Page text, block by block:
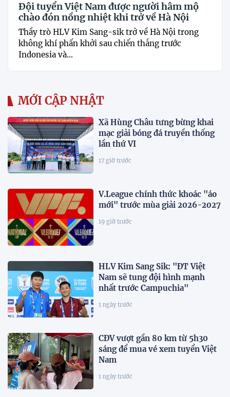
Đội tuyển Việt Nam được người hâm mộ
chào đón nồng nhiệt khi trở về Hà Nội
Thầy trò HLV Kim Sang-sik trở về Hà Nội trong
không khí phấn khởi sau chiến thắng trước
Indonesia và...
MỚI CẬP NHẬT
Xã Hùng Châu tưng bừng khai
mạc giải bóng đá truyền thống
lần thứ VI
17 giờ trước
V.League chính thức khoác "áo
mới" trước mùa giải 2026-2027
19 giờ trước
HLV Kim Sang Sik: "ĐT Việt
Nam sẽ tung đội hình mạnh
nhất trước Campuchia"
1 ngày trước
CĐV vượt gần 80 km từ 5h30
sáng để mua vé xem tuyển Việt
Nam
1 ngày trước